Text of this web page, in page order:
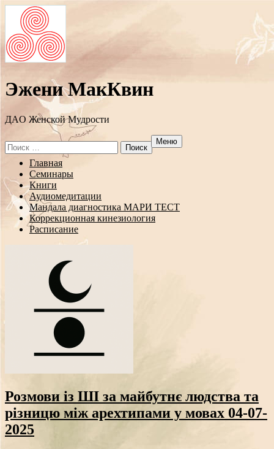
Эжени МакКвин
ДAO Женской Мудрости
Search
for:
Меню
Перейти
содержанию
Главная
Семинары
Книги
Аудиомедитации
Мандала диагностика МАРИ ТЕСТ
Коррекционная кинезиология
Расписание
Розмови із ШІ за майбутнє людства та
різницю між арехтипами у мовах 04-07-
2025